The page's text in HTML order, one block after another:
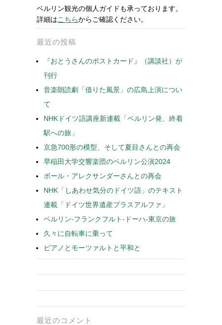
ベルリン観光の個人ガイドも承っております。
詳細はこちらからご確認ください。
最近の投稿
『おとうさんのポストカード』（講談社）が
刊行
音楽朗読劇「借りた風景」の広島上演につい
て
NHKドイツ語講座新連載「ベルリン発、終着
駅への旅」
京急700形の模型、そして夏目さんとの再会
早稲田大学交響楽団のベルリン公演2024
ポール・アレクサンダーさんとの再会
NHK「しあわせ気分のドイツ語」のテキスト
連載「ドイツ世界遺産プラスアルファ」
ベルリン-フランクフルト-ドーハ-東京の旅
久々に自転車に乗って
ピアノとモーツァルトと平和と
最近のコメント